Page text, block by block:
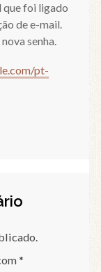
que foi ligado
de e-mail.
senha.
pt-
*